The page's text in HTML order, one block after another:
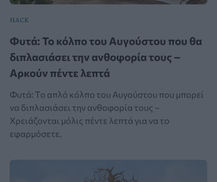
HACK
Φυτά: Το κόλπο του Αυγούστου που θα
διπλασιάσει την ανθοφορία τους –
Αρκούν πέντε λεπτά
Φυτά: Το απλό κόλπο του Αυγούστου που μπορεί
να διπλασιάσει την ανθοφορία τους –
Χρειάζονται μόλις πέντε λεπτά για να το
εφαρμόσετε.